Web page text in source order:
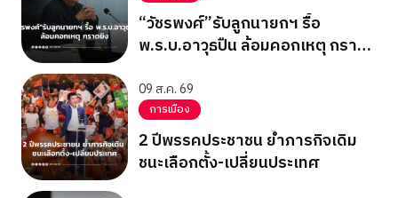
“วัชรพงศ์”รับลูกนายกฯ รื้อ
พ.ร.บ.อาวุธปืน ล้อมคอกเหตุ กราด
09 ส.ค. 69
การเมือง
2 ปีพรรคประชาชน ย้ำภารกิจเดิม
ชนะเลือกตั้ง-เปลี่ยนประเทศ